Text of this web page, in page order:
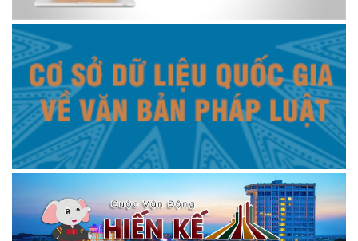
HƯƠNG CÀ PHÊ SẮC TÂY NGUYÊN Giai 1 FB
ĐĂK LĂK NƠI TÔI LỚN LÊN GIAI 2 TIKTOK
HÀNH TRÌNH TUYỆT ĐẸP CỦA HẠT CÀ PHÊ 2025
CÀ PHÊ ĐIỂM TỰA CỦA NHỮNG GIẤC MƠ Giai dac biet
CLIP GIỚI THIỆU LỄ HỘI CÀ PHÊ BUÔN MA THUỘT LẦN THỨ
9 NĂM 2025
Mừng xuân
trailer LỄ HỘI ĐUA THUYỀN NAM TRUYỀN THÔNG HUYỆN
KRÔNG ANA XUÂN ẤT TỴ 2025!
trailer BẮN PHÁO HOA ĐÊM GIAO THỪA HUYỆN KRÔNG
ANA XUÂN ẤT TỴ 2025!
Huyền thoại